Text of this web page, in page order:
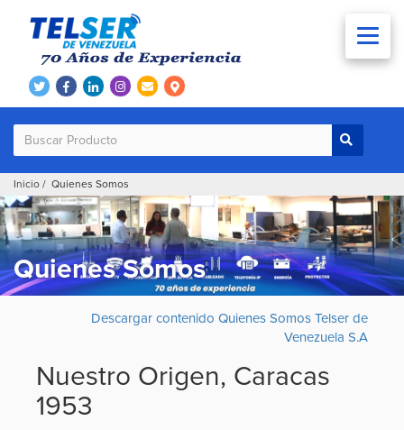
Inicio / Quienes Somos
Quienes Somos
Descargar contenido Quienes Somos Telser de
Venezuela S.A
Nuestro Origen, Caracas
1953